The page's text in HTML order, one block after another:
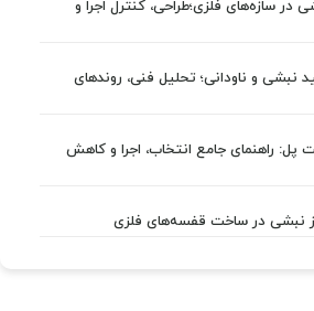
سازه‌های فلزی؛طراحی، کنترل اجرا و
نبشی و ناودانی؛ تحلیل فنی، روندهای
راهنمای جامع انتخاب، اجرا و کاهش
از نبشی در ساخت قفسه‌های فلزی